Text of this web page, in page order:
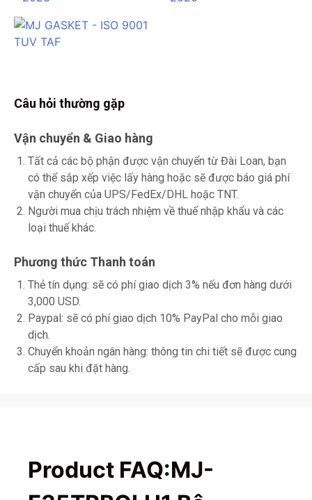
Câu hỏi thường gặp
Vận chuyển & Giao hàng
Tất cả các bộ phận được vận chuyển từ Đài Loan, bạn
có thể sắp xếp việc lấy hàng hoặc sẽ được báo giá phí
vận chuyển của UPS/FedEx/DHL hoặc TNT.
Người mua chịu trách nhiệm về thuế nhập khẩu và các
loại thuế khác.
Phương thức Thanh toán
Thẻ tín dụng: sẽ có phí giao dịch 3% nếu đơn hàng dưới
3,000 USD.
Paypal: sẽ có phí giao dịch 10% PayPal cho mỗi giao
dịch.
Chuyển khoản ngân hàng: thông tin chi tiết sẽ được cung
cấp sau khi đặt hàng.
Product FAQ:MJ-